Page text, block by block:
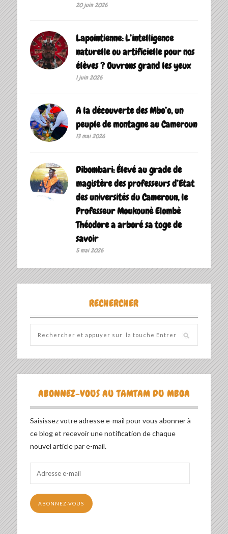
20 juin 2026
Lapointienne: L’intelligence
naturelle ou artificielle pour nos
élèves ? Ouvrons grand les yeux
1 juin 2026
A la découverte des Mbo’o, un
peuple de montagne au Cameroun
13 mai 2026
Dibombari: Élevé au grade de
magistère des professeurs d’Etat
des universités du Cameroun, le
Professeur Moukounè Elombè
Théodore a arboré sa toge de
savoir ‎
5 mai 2026
RECHERCHER
ABONNEZ-VOUS AU TAMTAM DU MBOA
Saisissez votre adresse e-mail pour vous abonner à
ce blog et recevoir une notification de chaque
nouvel article par e-mail.
mail
ABONNEZ-VOUS